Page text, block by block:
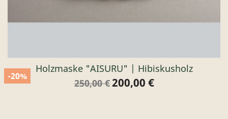
Holzmaske "AISURU" | Hibiskusholz
Verkaufspreis
250,00 €
-20%
Preis
200,00 €